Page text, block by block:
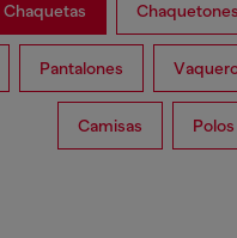
Chaquetas
Pantalones
Camisas Polos